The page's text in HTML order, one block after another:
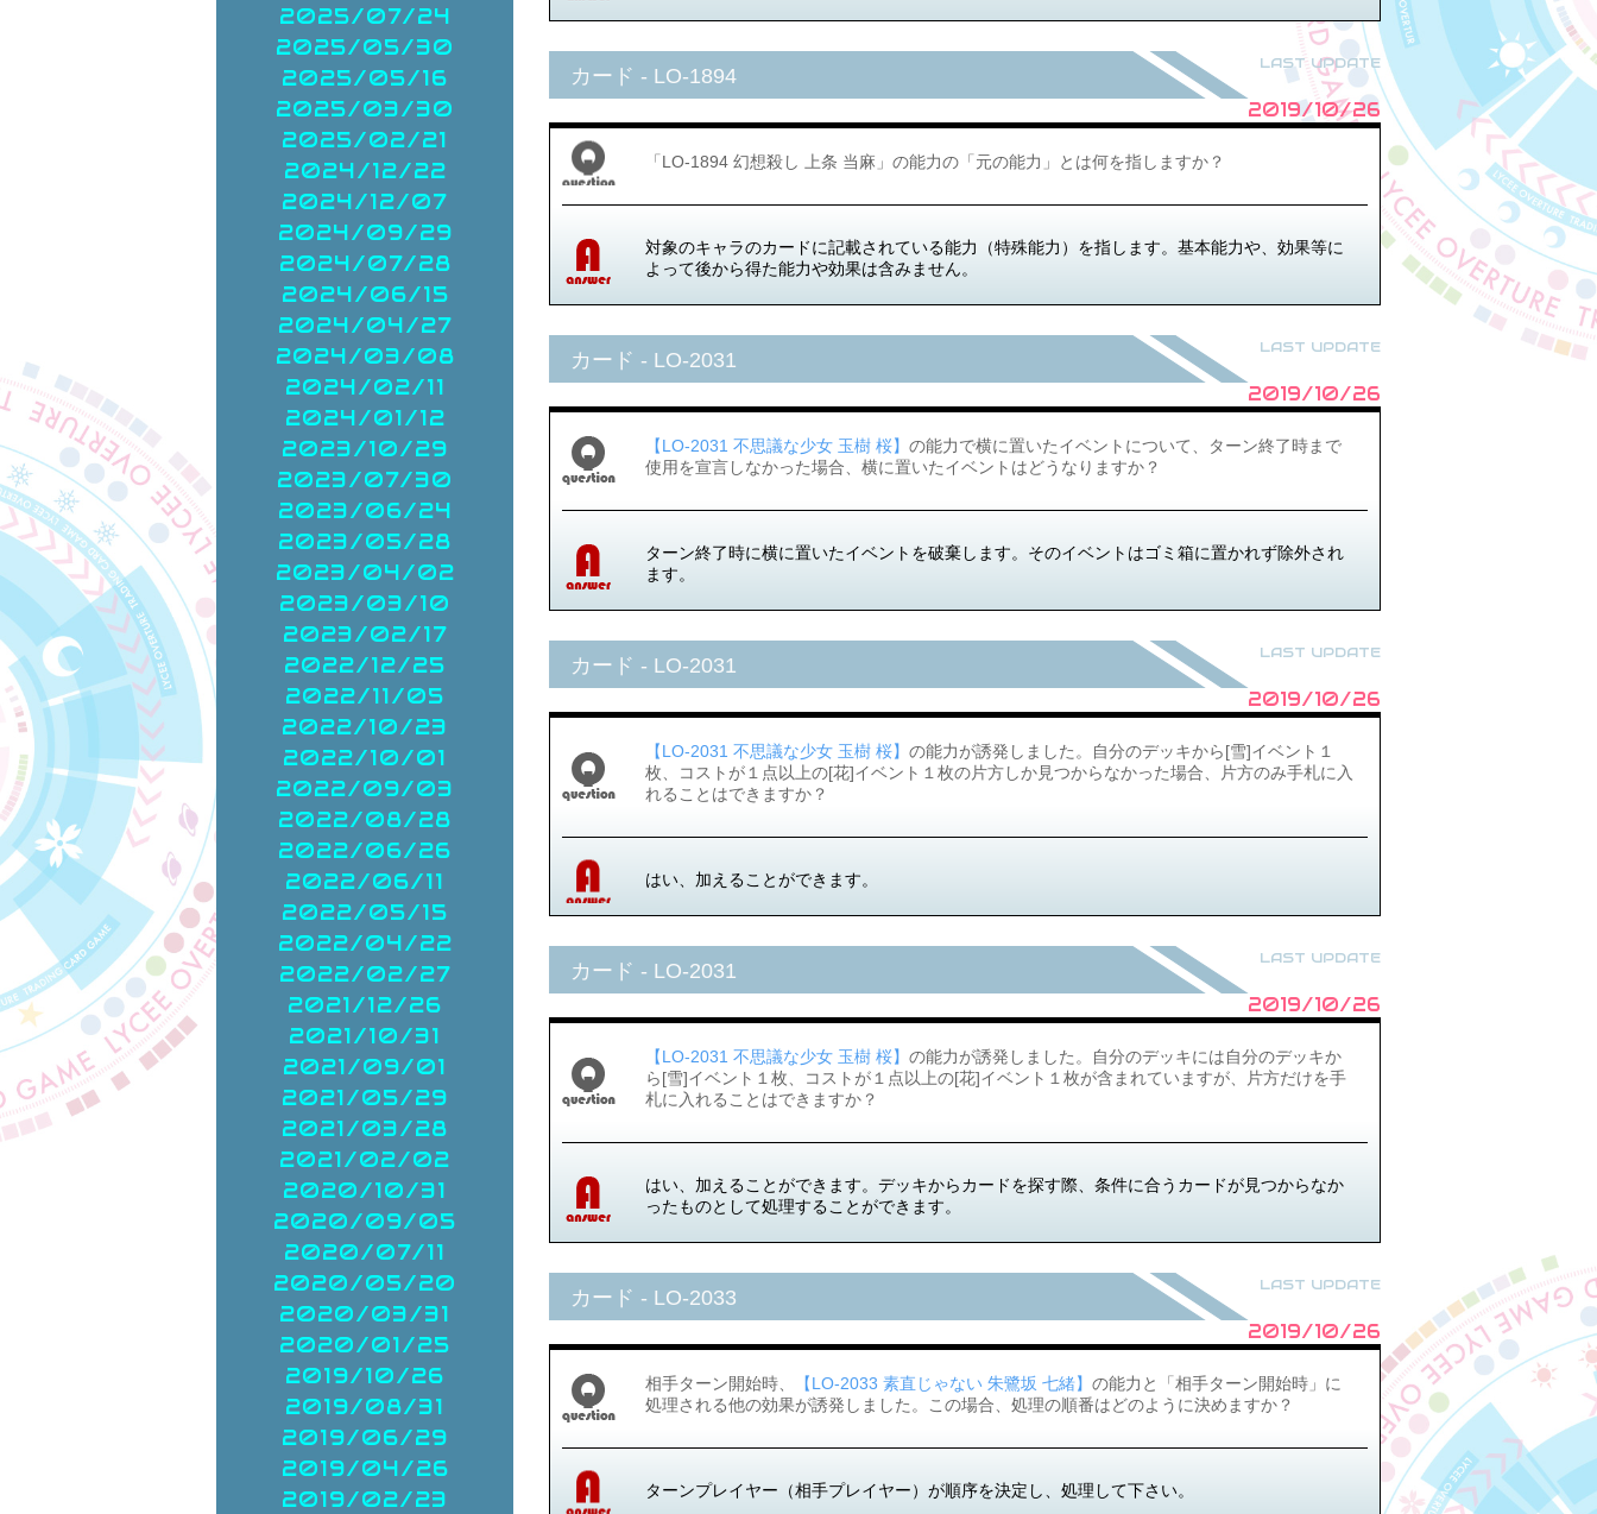
2025/07/24
2025/05/30
2025/05/16
2025/03/30
2025/02/21
2024/12/22
2024/12/07
2024/09/29
2024/07/28
2024/06/15
2024/04/27
2024/03/08
2024/02/11
2024/01/12
2023/10/29
2023/07/30
2023/06/24
2023/05/28
2023/04/02
2023/03/10
2023/02/17
2022/12/25
2022/11/05
2022/10/23
2022/10/01
2022/09/03
2022/08/28
2022/06/26
2022/06/11
2022/05/15
2022/04/22
2022/02/27
2021/12/26
2021/10/31
2021/09/01
2021/05/29
2021/03/28
2021/02/02
2020/10/31
2020/09/05
2020/07/11
2020/05/20
2020/03/31
2020/01/25
2019/10/26
2019/08/31
2019/06/29
2019/04/26
2019/02/23
カード - LO-1894
LAST UPDATE
2019/10/26
「LO-1894 幻想殺し 上条 当麻」の能力の「元の能力」とは何を指しますか？
対象のキャラのカードに記載されている能力（特殊能力）を指します。基本能力や、効果等に
よって後から得た能力や効果は含みません。
カード - LO-2031
LAST UPDATE
2019/10/26
【LO-2031 不思議な少女 玉樹 桜】 の能力で横に置いたイベントについて、ターン終了時まで
使用を宣言しなかった場合、横に置いたイベントはどうなりますか？
ターン終了時に横に置いたイベントを破棄します。そのイベントはゴミ箱に置かれず除外され
ます。
カード - LO-2031
LAST UPDATE
2019/10/26
【LO-2031 不思議な少女 玉樹 桜】 の能力が誘発しました。自分のデッキから[雪]イベント１
枚、コストが１点以上の[花]イベント１枚の片方しか見つからなかった場合、片方のみ手札に入
れることはできますか？
はい、加えることができます。
カード - LO-2031
LAST UPDATE
2019/10/26
【LO-2031 不思議な少女 玉樹 桜】 の能力が誘発しました。自分のデッキには自分のデッキか
ら[雪]イベント１枚、コストが１点以上の[花]イベント１枚が含まれていますが、片方だけを手
札に入れることはできますか？
はい、加えることができます。デッキからカードを探す際、条件に合うカードが見つからなか
ったものとして処理することができます。
カード - LO-2033
LAST UPDATE
2019/10/26
相手ターン開始時、 【LO-2033 素直じゃない 朱鷺坂 七緒】 の能力と「相手ターン開始時」に
処理される他の効果が誘発しました。この場合、処理の順番はどのように決めますか？
ターンプレイヤー（相手プレイヤー）が順序を決定し、処理して下さい。